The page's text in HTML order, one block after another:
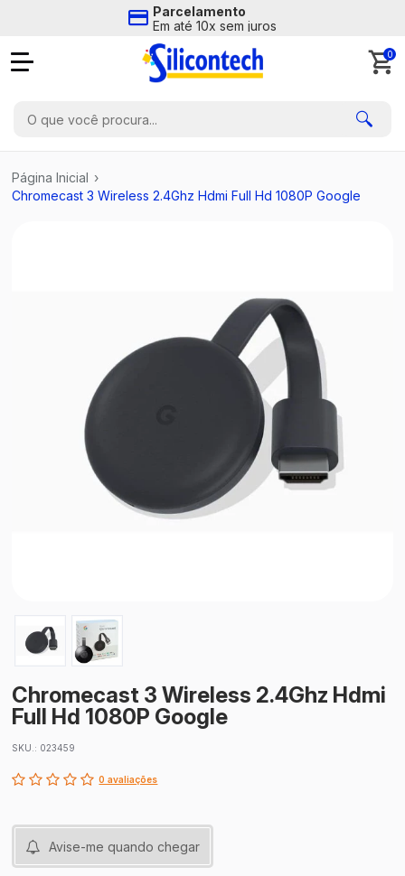
Parcelamento
Em até 10x sem juros
0
Página Inicial ›
Chromecast 3 Wireless 2.4Ghz Hdmi Full Hd 1080P Google
Chromecast 3 Wireless 2.4Ghz Hdmi
Full Hd 1080P Google
SKU.: 023459
0 avaliações
Avise-me quando chegar